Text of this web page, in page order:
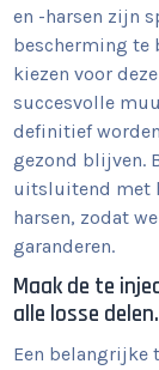
en -harsen zijn
bescherming te
kiezen voor
succesvolle
definitief
gezond blijven.
uitsluitend met
harsen, zodat
garanderen.
Maak de te
alle losse delen.
Een